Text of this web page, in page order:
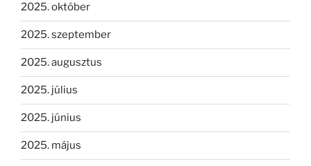
2025. október
2025. szeptember
2025. augusztus
2025. július
2025. június
2025. május